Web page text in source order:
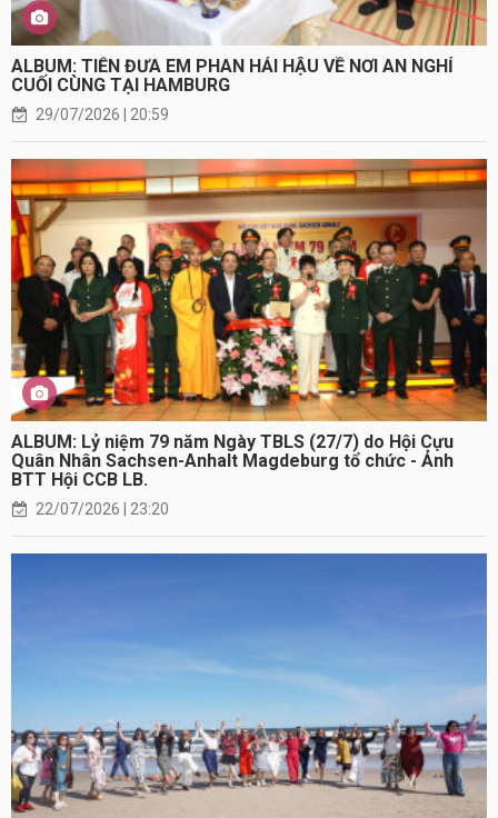
ALBUM: TIỄN ĐƯA EM PHAN HẢI HẬU VỀ NƠI AN NGHỈ
CUỐI CÙNG TẠI HAMBURG
29/07/2026 | 20:59
ALBUM: Lỷ niệm 79 năm Ngày TBLS (27/7) do Hội Cựu
Quân Nhân Sachsen-Anhalt Magdeburg tổ chức - Ảnh
BTT Hội CCB LB.
22/07/2026 | 23:20